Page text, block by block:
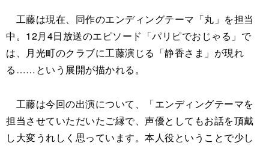
工藤は現在、同作のエンディングテーマ「丸」を担当
中。12月4日放送のエピソード「パリピでおじゃる」で
は、月光町のクラブに工藤演じる「静香さま」が現れ
る……という展開が描かれる。
工藤は今回の出演について、「エンディングテーマを
担当させていただいたご縁で、声優としてもお話を頂戴
し大変うれしく思っています。本人役ということで少し